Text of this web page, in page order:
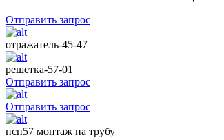
Отправить запрос
отражатель-45-47
решетка-57-01
Отправить запрос
Отправить запрос
нсп57 монтаж на трубу